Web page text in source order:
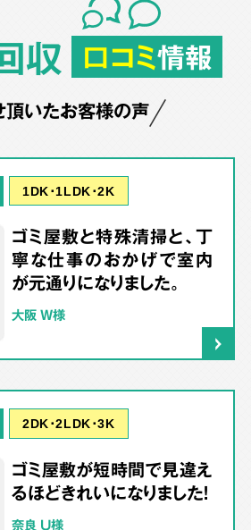
収 口コミ情報
頂いたお客様の声
1DK･1LDK･2K
ゴミ屋敷と特殊清掃と、丁
寧な仕事のおかげで室内
が元通りになりました。
大阪 W様
2DK･2LDK･3K
ゴミ屋敷が短時間で見違え
るほどきれいになりました！
奈良 U様